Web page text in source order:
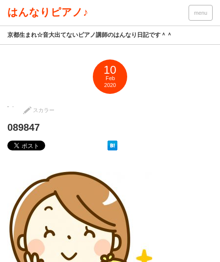
はんなりピアノ♪ menu
京都生まれ☆音大出てないピアノ講師のはんなり日記です＾＾
10
Feb
2020
スカラー
089847